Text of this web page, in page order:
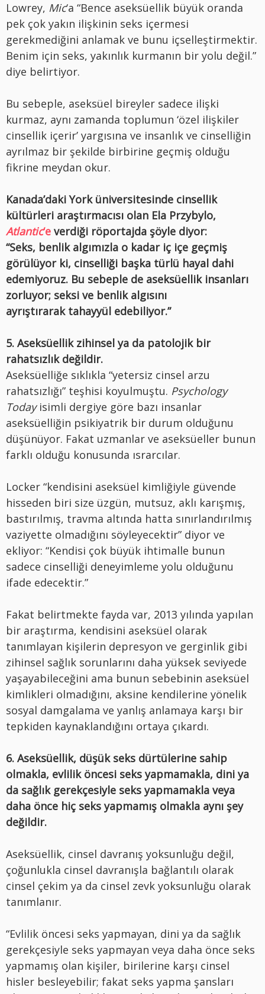
Lowrey, Mic‘a “Bence aseksüellik büyük oranda
pek çok yakın ilişkinin seks içermesi
gerekmediğini anlamak ve bunu içselleştirmektir.
Benim için seks, yakınlık kurmanın bir yolu değil.”
diye belirtiyor.
Bu sebeple, aseksüel bireyler sadece ilişki
kurmaz, aynı zamanda toplumun ‘özel ilişkiler
cinsellik içerir’ yargısına ve insanlık ve cinselliğin
ayrılmaz bir şekilde birbirine geçmiş olduğu
fikrine meydan okur.
Kanada’daki York üniversitesinde cinsellik
kültürleri araştırmacısı olan Ela Przybylo,
Atlantic‘e verdiği röportajda şöyle diyor:
“Seks, benlik algımızla o kadar iç içe geçmiş
görülüyor ki, cinselliği başka türlü hayal dahi
edemiyoruz. Bu sebeple de aseksüellik insanları
zorluyor; seksi ve benlik algısını
ayrıştırarak tahayyül edebiliyor.”
5. Aseksüellik zihinsel ya da patolojik bir
rahatsızlık değildir.
Aseksüelliğe sıklıkla “yetersiz cinsel arzu
rahatsızlığı” teşhisi koyulmuştu. Psychology
Todayisimli dergiye göre bazı insanlar
aseksüelliğin psikiyatrik bir durum olduğunu
düşünüyor. Fakat uzmanlar ve aseksüeller bunun
farklı olduğu konusunda ısrarcılar.
Locker “kendisini aseksüel kimliğiyle güvende
hisseden biri size üzgün, mutsuz, aklı karışmış,
bastırılmış, travma altında hatta sınırlandırılmış
vaziyette olmadığını söyleyecektir” diyor ve
ekliyor: “Kendisi çok büyük ihtimalle bunun
sadece cinselliği deneyimleme yolu olduğunu
ifade edecektir.”
Fakat belirtmekte fayda var, 2013 yılında yapılan
bir araştırma, kendisini aseksüel olarak
tanımlayan kişilerin depresyon ve gerginlik gibi
zihinsel sağlık sorunlarını daha yüksek seviyede
yaşayabileceğini ama bunun sebebinin aseksüel
kimlikleri olmadığını, aksine kendilerine yönelik
sosyal damgalama ve yanlış anlamaya karşı bir
tepkiden kaynaklandığını ortaya çıkardı.
6. Aseksüellik, düşük seks dürtülerine sahip
olmakla, evlilik öncesi seks yapmamakla, dini ya
da sağlık gerekçesiyle seks yapmamakla veya
daha önce hiç seks yapmamış olmakla aynı şey
değildir.
Aseksüellik, cinsel davranış yoksunluğu değil,
çoğunlukla cinsel davranışla bağlantılı olarak
cinsel çekim ya da cinsel zevk yoksunluğu olarak
tanımlanır.
“Evlilik öncesi seks yapmayan, dini ya da sağlık
gerekçesiyle seks yapmayan veya daha önce seks
yapmamış olan kişiler, birilerine karşı cinsel
hisler besleyebilir; fakat seks yapma şansları